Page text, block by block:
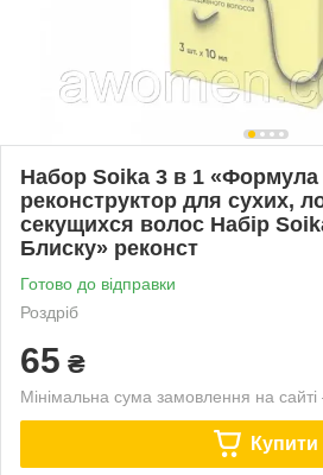
Набор Soika 3 в 1
реконструктор для сухих,
секущихся волос Набір
Блиску» реконст
Готово до відправки
Роздріб
65 ₴
Мінімальна сума замовлення на
Купити